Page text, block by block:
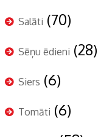
Salāti (70)
Sēņu ēdieni (28)
Siers (6)
Tomāti (6)